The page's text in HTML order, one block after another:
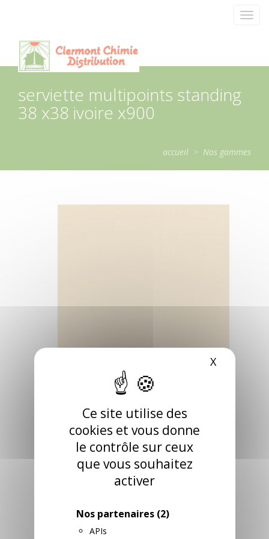
Ce site utilise des
cookies et vous donne
le contrôle sur ceux
que vous souhaitez
activer
Nos partenaires (2)
APIs
XMasquer
serviette multipoints standing
38 x38 ivoire x900
accueil > Nos gammes
SERVIETTE
MULTIPOINTS
STANDING 38 X38
IVOIRE x900
multipoint. Toucher
ultra doux, pliage en 4.